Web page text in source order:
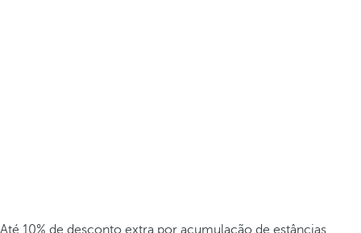
Até 10% de desconto extra por acumulação de estâncias